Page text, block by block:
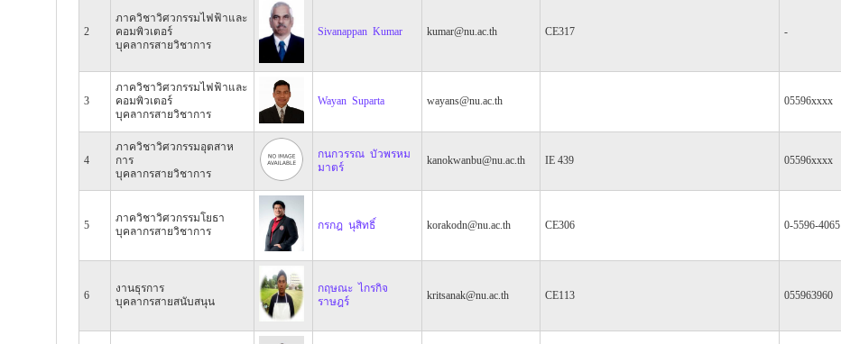
2
ภาควิชาวิศวกรรมไฟฟ้าและ
คอมพิวเตอร์
บุคลากรสายวิชาการ
Sivanappan Kumar kumar@nu.ac.th CE317 -
3
ภาควิชาวิศวกรรมไฟฟ้าและ
คอมพิวเตอร์
บุคลากรสายวิชาการ
Wayan Suparta wayans@nu.ac.th 05596xxxx
4
ภาควิชาวิศวกรรมอุตสาห
การ
บุคลากรสายวิชาการ
กนกวรรณ บัวพรหม
มาตร์
kanokwanbu@nu.ac.th IE 439 05596xxxx
5
ภาควิชาวิศวกรรมโยธา
บุคลากรสายวิชาการ
กรกฎ นุสิทธิ์ korakodn@nu.ac.th CE306 0-5596-4065
6
งานธุรการ
บุคลากรสายสนับสนุน
กฤษณะ ไกรกิจ
ราษฎร์
kritsanak@nu.ac.th CE113 055963960